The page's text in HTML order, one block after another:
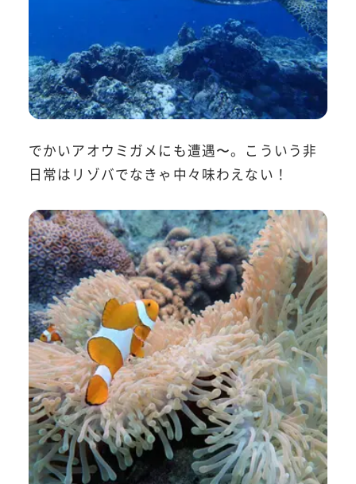
でかいアオウミガメにも遭遇〜。こういう非
日常はリゾバでなきゃ中々味わえない！